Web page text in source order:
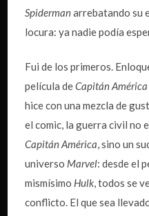
Spidermanarrebatando su
locura: ya nadie podía
Fui de los primeros.
película deCapitán América
hice con una mezcla de
el comic, la guerra civil no
Capitán América, sino un
universo Marvel: desde el
mismísimo Hulk, todos se
conflicto. El que sea